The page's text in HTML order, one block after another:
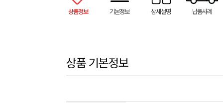
상품정보 기본정보 상세설명 납품사례
상품 기본정보